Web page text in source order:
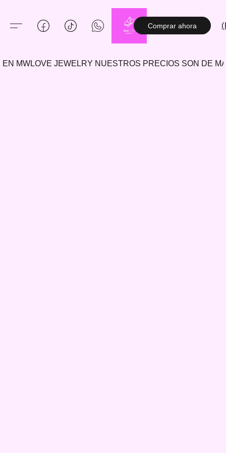
Comprar ahora
EN MWLOVE JEWELRY NUESTROS PRECIOS SON DE